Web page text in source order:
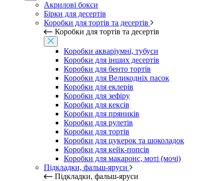
Акрилові бокси
Бірки для десертів
Коробки для тортів та десертів
Коробки для тортів та десертів
Коробки акваріумні, тубуси
Коробки для інших десертів
Коробки для бенто тортів
Коробки для Великодніх пасок
Коробки для еклерів
Коробки для зефіру
Коробки для кексів
Коробки для пряників
Коробки для рулетів
Коробки для тортів
Коробки для цукерок та шоколадок
Коробки для кейк-попсів
Коробки для макаронс, моті (мочі)
Підкладки, фальш-яруси
Підкладки, фальш-яруси